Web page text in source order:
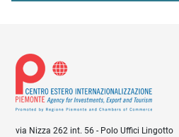
via Nizza 262 int. 56 - Polo Uffici Lingotto